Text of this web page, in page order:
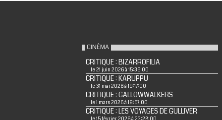
CINÉMA
CRITIQUE : BIZARROFILIA
le 21 juin 2026 à 15:36:00
CRITIQUE : KARUPPU
le 31 mai 2026 à 19:17:00
CRITIQUE : GALLOWWALKERS
le 1 mars 2026 à 19:57:00
CRITIQUE : LES VOYAGES DE GULLIVER